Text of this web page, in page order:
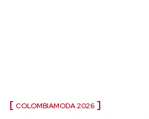
COLOMBIAMODA 2026